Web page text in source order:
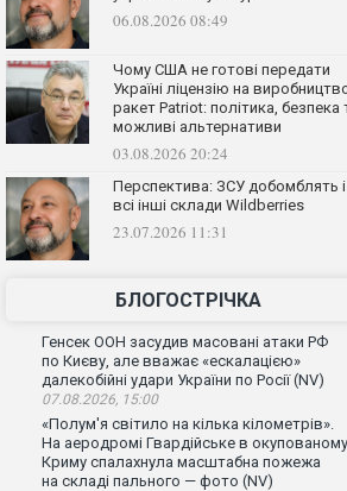
06.08.2026 08:49
Чому США не готові передати
Україні ліцензію на
ракет Patriot: політика, безпека
можливі альтернативи
03.08.2026 20:24
Перспектива: ЗСУ добомблять і
всі інші склади Wildberries
23.07.2026 11:31
БЛОГОСТРІЧКА
Генсек ООН засудив масовані атаки РФ
по Києву, але вважає «ескалацією»
далекобійні удари України по Росії (NV)
07.08.2026, 15:00
«Полум'я світило на кілька кілометрів».
На аеродромі Гвардійське в окупованому
Криму спалахнула масштабна пожежа
на складі пального — фото (NV)